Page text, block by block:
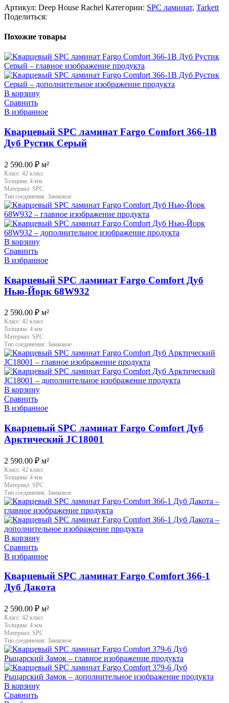
Артикул: Deep House Rachel Категории: SPC ламинат, Tarkett
Поделиться:
Похожие товары
В корзину
Сравнить
В избранное
Кварцевый SPC ламинат Fargo Comfort 366-1B
Дуб Рустик Серый
2 590.00 ₽ м²
Класс: 42 класс
Толщина: 4 мм
Материал: SPC
Тип соединения: Замковое
В корзину
Сравнить
В избранное
Кварцевый SPC ламинат Fargo Comfort Дуб
Нью-Йорк 68W932
2 590.00 ₽ м²
Класс: 42 класс
Толщина: 4 мм
Материал: SPC
Тип соединения: Замковое
В корзину
Сравнить
В избранное
Кварцевый SPC ламинат Fargo Comfort Дуб
Арктический JC18001
2 590.00 ₽ м²
Класс: 42 класс
Толщина: 4 мм
Материал: SPC
Тип соединения: Замковое
В корзину
Сравнить
В избранное
Кварцевый SPC ламинат Fargo Comfort 366-1
Дуб Дакота
2 590.00 ₽ м²
Класс: 42 класс
Толщина: 4 мм
Материал: SPC
Тип соединения: Замковое
В корзину
Сравнить